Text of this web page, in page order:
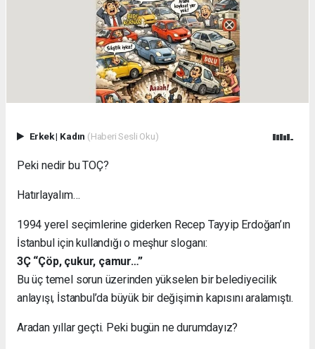
Erkek| Kadın (Haberi Sesli Oku)
Peki nedir bu TOÇ?
Hatırlayalım…
1994 yerel seçimlerine giderken Recep Tayyip Erdoğan’ın
İstanbul için kullandığı o meşhur sloganı:
3Ç “Çöp, çukur, çamur…”
Bu üç temel sorun üzerinden yükselen bir belediyecilik
anlayışı, İstanbul’da büyük bir değişimin kapısını aralamıştı.
Aradan yıllar geçti. Peki bugün ne durumdayız?